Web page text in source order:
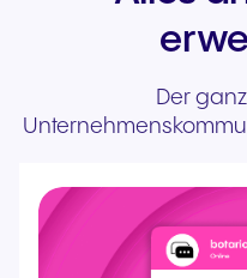
Der